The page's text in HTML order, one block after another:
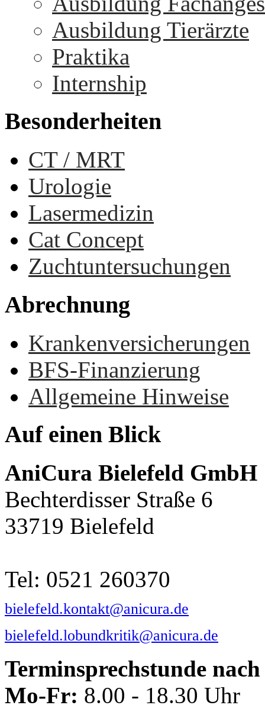
Ausbildung Tierärzte
Praktika
Internship
Besonderheiten
CT / MRT
Urologie
Lasermedizin
Cat Concept
Zuchtuntersuchungen
Abrechnung
Krankenversicherungen
BFS-Finanzierung
Allgemeine Hinweise
Auf einen Blick
AniCura Bielefeld GmbH
Bechterdisser Straße 6
33719 Bielefeld
Tel: 0521 260370
bielefeld.kontakt@anicura.de
bielefeld.lobundkritik@anicura.de
Terminsprechstunde
Mo-Fr: 8.00 - 18.30 Uhr